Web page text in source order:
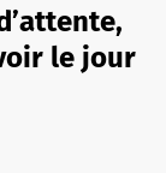
le jour